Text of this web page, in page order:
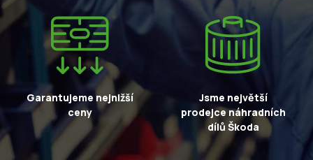
Garantujeme nejnižší
ceny
Jsme největší
prodejce náhradních
dílů Škoda